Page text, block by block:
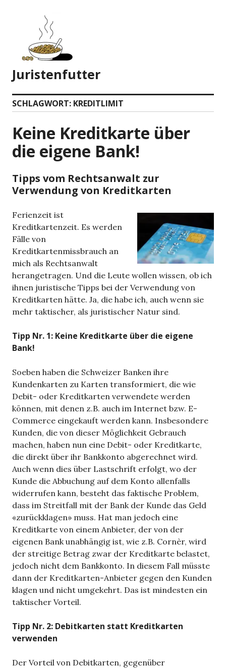
springen
Juristenfutter
SCHLAGWORT: KREDITLIMIT
Keine Kreditkarte über
die eigene Bank!
Tipps vom Rechtsanwalt zur
Verwendung von Kreditkarten
Ferienzeit ist
Kreditkartenzeit. Es werden
Fälle von
Kreditkartenmissbrauch an
mich als Rechtsanwalt
herangetragen. Und die Leute wollen wissen, ob ich
ihnen juristische Tipps bei der Verwendung von
Kreditkarten hätte. Ja, die habe ich, auch wenn sie
mehr taktischer, als juristischer Natur sind.
Tipp Nr. 1: Keine Kreditkarte über die eigene
Bank!
Soeben haben die Schweizer Banken ihre
Kundenkarten zu Karten transformiert, die wie
Debit- oder Kreditkarten verwendete werden
können, mit denen z.B. auch im Internet bzw. E-
Commerce eingekauft werden kann. Insbesondere
Kunden, die von dieser Möglichkeit Gebrauch
machen, haben nun eine Debit- oder Kreditkarte,
die direkt über ihr Bankkonto abgerechnet wird.
Auch wenn dies über Lastschrift erfolgt, wo der
Kunde die Abbuchung auf dem Konto allenfalls
widerrufen kann, besteht das faktische Problem,
dass im Streitfall mit der Bank der Kunde das Geld
«zurückklagen» muss. Hat man jedoch eine
Kreditkarte von einem Anbieter, der von der
eigenen Bank unabhängig ist, wie z.B. Cornèr, wird
der streitige Betrag zwar der Kreditkarte belastet,
jedoch nicht dem Bankkonto. In diesem Fall müsste
dann der Kreditkarten-Anbieter gegen den Kunden
klagen und nicht umgekehrt. Das ist mindesten ein
taktischer Vorteil.
Tipp Nr. 2: Debitkarten statt Kreditkarten
verwenden
Der Vorteil von Debitkarten, gegenüber